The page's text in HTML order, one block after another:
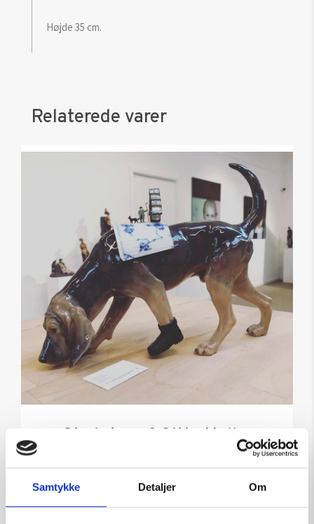
Samtykke Detaljer Om
Højde 35 cm.
Relaterede varer
Skulptur af Gitte Helle:
Kunstner: Gitte Helle